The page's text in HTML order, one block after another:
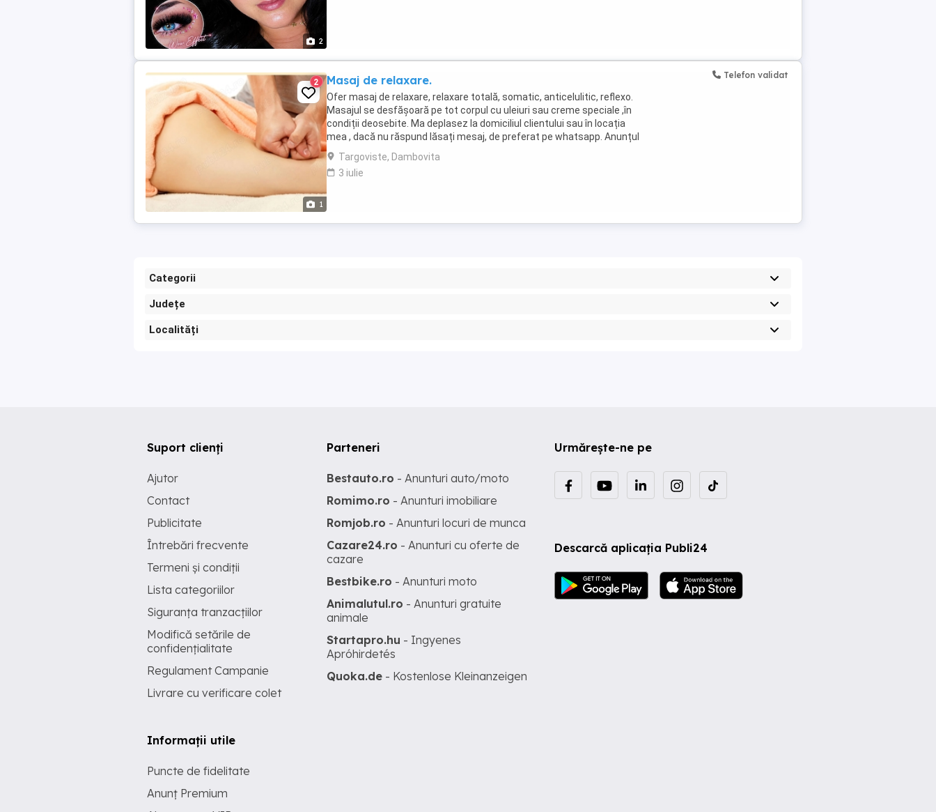
2
1
2 Masaj de relaxare.
Ofer masaj de relaxare, relaxare totală, somatic, anticelulitic, reflexo.
Masajul se desfășoară pe tot corpul cu uleiuri sau creme speciale ,în
condiții deosebite. Ma deplasez la domiciliul clientului sau în locația
mea , dacă nu răspund lăsați mesaj, de preferat pe whatsapp. Anunțul
este pentru d-ne ...
Targoviste, Dambovita
3 iulie
Telefon validat
Categorii
Județe
Localități
Urmărește-ne pe
Descarcă aplicația Publi24
Suport clienți
Ajutor
Contact
Publicitate
Întrebări frecvente
Termeni și condiții
Lista categoriilor
Siguranța tranzacțiilor
Modifică setările de
confidențialitate
Regulament Campanie
Livrare cu verificare colet
Informații utile
Puncte de fidelitate
Anunț Premium
Parteneri
Bestauto.ro - Anunturi auto/moto
Romimo.ro - Anunturi imobiliare
Romjob.ro - Anunturi locuri de munca
Cazare24.ro - Anunturi cu oferte de
cazare
Bestbike.ro - Anunturi moto
Animalutul.ro - Anunturi gratuite
animale
Startapro.hu - Ingyenes
Apróhirdetés
Quoka.de - Kostenlose Kleinanzeigen